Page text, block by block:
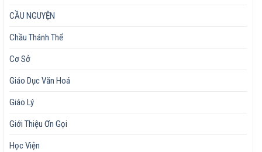
CẦU NGUYỆN
Chầu Thánh Thể
Cơ Sở
Giáo Dục Văn Hoá
Giáo Lý
Giới Thiệu Ơn Gọi
Học Viện